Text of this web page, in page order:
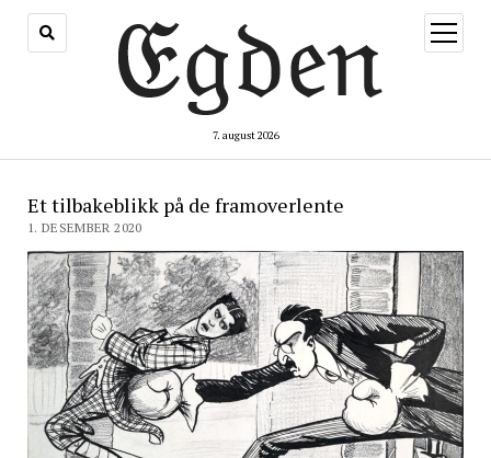
7. august 2026
åpne
meny
Et tilbakeblikk på de framoverlente
1. DESEMBER 2020